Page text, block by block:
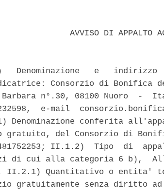
AVVISO DI APPALTO
Denominazione   e   indirizzo
Consorzio di Bonifica
Barbara n°.30, 08100 Nuoro  -
e-mail
Denominazione conferita
del Consorzio di
II.1.2)  Tipo  di
di cui alla categoria 6 b),
II.2.1) Quantitativo o entita'
gratuitamente senza diritto